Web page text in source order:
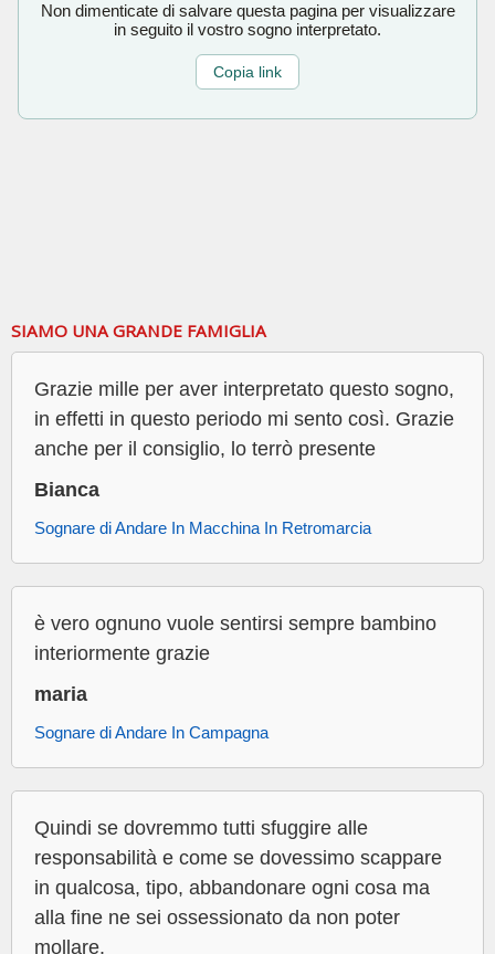
Non dimenticate di salvare questa pagina per visualizzare
in seguito il vostro sogno interpretato.
Copia link
SIAMO UNA GRANDE FAMIGLIA
Grazie mille per aver interpretato questo sogno,
in effetti in questo periodo mi sento così. Grazie
anche per il consiglio, lo terrò presente
Bianca
Sognare di Andare In Macchina In Retromarcia
è vero ognuno vuole sentirsi sempre bambino
interiormente grazie
maria
Sognare di Andare In Campagna
Quindi se dovremmo tutti sfuggire alle
responsabilità e come se dovessimo scappare
in qualcosa, tipo, abbandonare ogni cosa ma
alla fine ne sei ossessionato da non poter
mollare.